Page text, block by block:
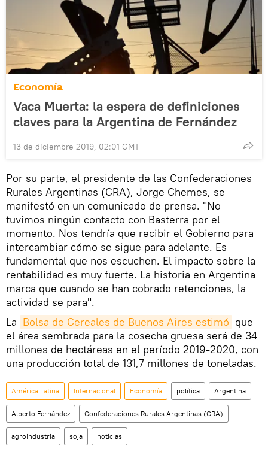
Economía
Vaca Muerta: la espera de definiciones
claves para la Argentina de Fernández
13 de diciembre 2019, 02:01 GMT
Por su parte, el presidente de las Confederaciones
Rurales Argentinas (CRA), Jorge Chemes, se
manifestó en un comunicado de prensa. "No
tuvimos ningún contacto con Basterra por el
momento. Nos tendría que recibir el Gobierno para
intercambiar cómo se sigue para adelante. Es
fundamental que nos escuchen. El impacto sobre la
rentabilidad es muy fuerte. La historia en Argentina
marca que cuando se han cobrado retenciones, la
actividad se para".
La Bolsa de Cereales de Buenos Aires estimó que
el área sembrada para la cosecha gruesa será de 34
millones de hectáreas en el período 2019-2020, con
una producción total de 131,7 millones de toneladas.
América Latina Internacional Economía política Argentina
Alberto Fernández Confederaciones Rurales Argentinas (CRA)
agroindustria soja noticias